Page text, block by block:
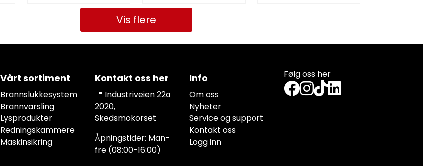
Vis flere
Følg oss her
Vårt sortiment
Brannslukkesystem
Brannvarsling
Lysprodukter
Redningskammere
Maskinsikring
Info
Om oss
Nyheter
Service og support
Kontakt oss
Logg inn
Kontakt oss her
📍 Industriveien 22a
2020,
Skedsmokorset
Åpningstider: Man-
fre (08:00-16:00)